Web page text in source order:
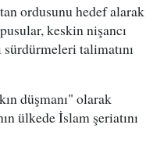
ordusunu hedef alarak
keskin nişancı
talimatını
düşmanı" olarak
ülkede İslam şeriatını